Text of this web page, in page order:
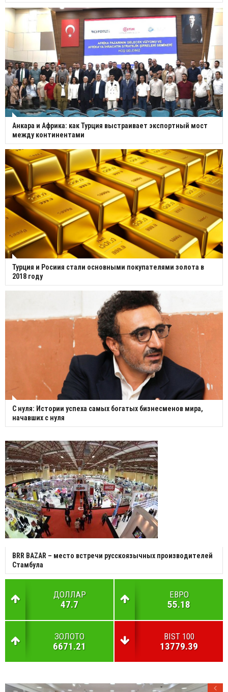
Анкара и Африка: как Турция выстраивает экспортный мост
между континентами
Турция и Росиия стали основными покупателями золота в
2018 году
С нуля: Истории успеха самых богатых бизнесменов мира,
начавших с нуля
BRR BAZAR – место встречи русскоязычных производителей
Стамбула
ДОЛЛАР
47.7
ЕВРО
55.18
ЗОЛОТО
6671.21
BIST 100
13779.39